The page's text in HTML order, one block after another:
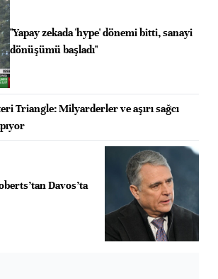
"Yapay zekada 'hype' dönemi bitti, sanayi
dönüşümü başladı"
Triangle: Milyarderler ve aşırı sağcı
Davos’ta